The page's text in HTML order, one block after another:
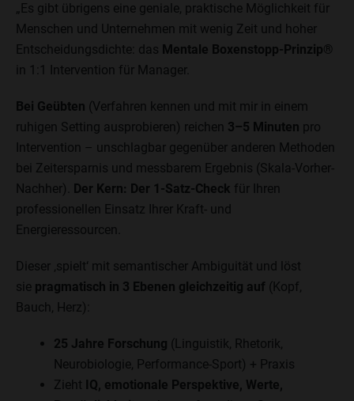
„Es gibt übrigens eine geniale, praktische Möglichkeit für
Menschen und Unternehmen mit wenig Zeit und hoher
Entscheidungsdichte: das Mentale Boxenstopp-Prinzip®
in 1:1 Intervention für Manager.
Bei Geübten (Verfahren kennen und mit mir in einem
ruhigen Setting ausprobieren) reichen 3–5 Minuten pro
Intervention – unschlagbar gegenüber anderen Methoden
bei Zeitersparnis und messbarem Ergebnis (Skala-Vorher-
Nachher). Der Kern: Der 1-Satz-Check für Ihren
professionellen Einsatz Ihrer Kraft- und
Energieressourcen.
Dieser ‚spielt‘ mit semantischer Ambiguität und löst
sie pragmatisch in 3 Ebenen gleichzeitig auf (Kopf,
Bauch, Herz):
25 Jahre Forschung (Linguistik, Rhetorik,
Neurobiologie, Performance-Sport) + Praxis
Zieht IQ, emotionale Perspektive, Werte,